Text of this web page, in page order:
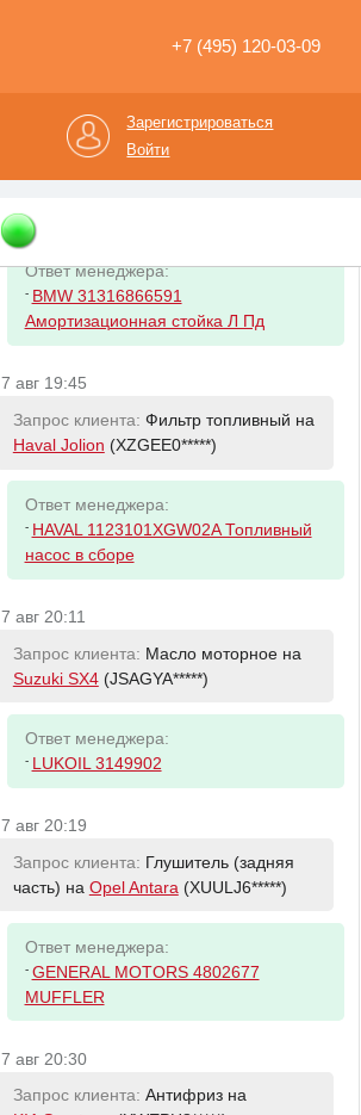
+7 (495) 120-03-09
Зарегистрироваться
Войти
FORD 2472588 Ступица передняя
7 авг 19:12
Запрос клиента:Амортизатор
(WBAJF1*****)
Ответ менеджера:
- BMW 31316866591
Амортизационная стойка Л Пд
7 авг 19:45
Запрос клиента: Фильтр топливный на
Haval Jolion (XZGEE0*****)
Ответ менеджера:
- HAVAL 1123101XGW02A Топливный
насос в сборе
7 авг 20:11
Запрос клиента: Масло моторное на
Suzuki SX4(JSAGYA*****)
Ответ менеджера:
- LUKOIL 3149902
7 авг 20:19
Запрос клиента: Глушитель (задняя
часть) на Opel Antara (XUULJ6*****)
Ответ менеджера:
- GENERAL MOTORS 4802677
MUFFLER
7 авг 20:30
Запрос клиента: Антифриз на